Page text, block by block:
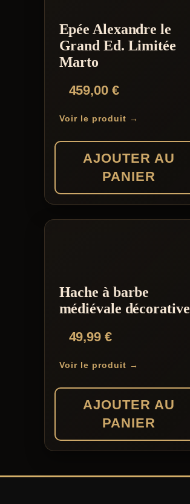
Epée Alexandre le
Grand Ed. Limitée
Marto
459,00 €
Voir le produit →
AJOUTER AU
PANIER
Hache à barbe
médiévale décorative
49,99 €
Voir le produit →
AJOUTER AU
PANIER